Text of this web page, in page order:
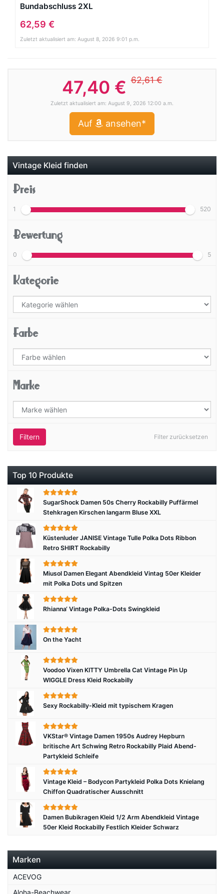
Bundabschluss 2XL
62,59 €
Zuletzt aktualisiert am: August 8, 2026 9:01 p.m.
47,40 €62,61 €
Zuletzt aktualisiert am: August 9, 2026 12:00 a.m.
Auf ansehen*
Vintage Kleid finden
Preis
1 520
Bewertung
0 5
Kategorie
Farbe
Marke
Filter zurücksetzen
Filtern
Top 10 Produkte
SugarShock Damen 50s Cherry Rockabilly Puffärmel
Stehkragen Kirschen langarm Bluse XXL
Küstenluder JANISE Vintage Tulle Polka Dots Ribbon
Retro SHIRT Rockabilly
Miusol Damen Elegant Abendkleid Vintag 50er Kleider
mit Polka Dots und Spitzen
Rhianna‘ Vintage Polka-Dots Swingkleid
On the Yacht
Voodoo Vixen KITTY Umbrella Cat Vintage Pin Up
WIGGLE Dress Kleid Rockabilly
Sexy Rockabilly-Kleid mit typischem Kragen
VKStar® Vintage Damen 1950s Audrey Hepburn
britische Art Schwing Retro Rockabilly Plaid Abend-
Partykleid Schleife
Vintage Kleid – Bodycon Partykleid Polka Dots Knielang
Chiffon Quadratischer Ausschnitt
Damen Bubikragen Kleid 1/2 Arm Abendkleid Vintage
50er Kleid Rockabilly Festlich Kleider Schwarz
Marken
ACEVOG
Aloha-Beachwear